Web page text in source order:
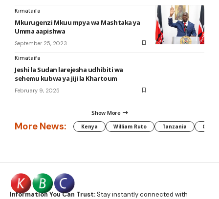
Kimataifa
Mkurugenzi Mkuu mpya wa Mashtaka ya
Umma aapishwa
September 25, 2023
Kimataifa
Jeshi la Sudan larejesha udhibiti wa
sehemu kubwa ya jiji la Khartoum
February 9, 2025
Show More
More News: Kenya William Ruto Tanzania CAF
Information You Can Trust:Stay instantly connected with